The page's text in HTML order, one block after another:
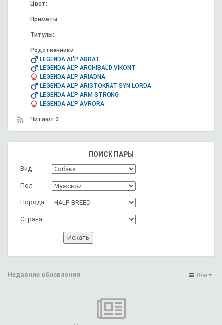
Цвет:
Приметы:
Титулы:
Родственники
LEGENDA AL'P ABBAT
LEGENDA AL'P ARCHIBAL'D VIKONT
LEGENDA AL'P ARIADNA
LEGENDA AL'P ARISTOKRAT SYN LORDA
LEGENDA AL'P ARM STRONG
LEGENDA AL'P AVRORA
Читают 0 .
ПОИСК ПАРЫ
Вид
Пол
Порода
Страна
Недавние обновления Все